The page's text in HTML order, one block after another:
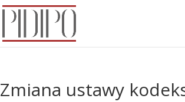
Zmiana ustawy